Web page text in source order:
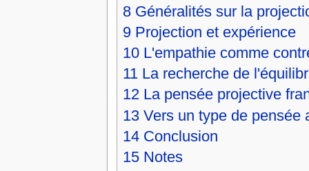
8 Généralités sur la
9 Projection et expérience
10 L'empathie comme
11 La recherche de
12 La pensée projective
13 Vers un type de pensée
14 Conclusion
15 Notes